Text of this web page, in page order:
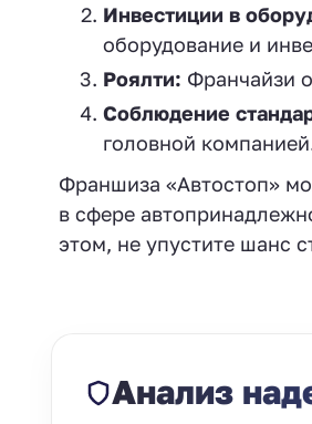
Инвестиции в
оборудование и
Роялти: Франчайзи
Соблюдение
головной
Франшиза «Автостоп»
в сфере
этом, не упустите шанс
Анализ